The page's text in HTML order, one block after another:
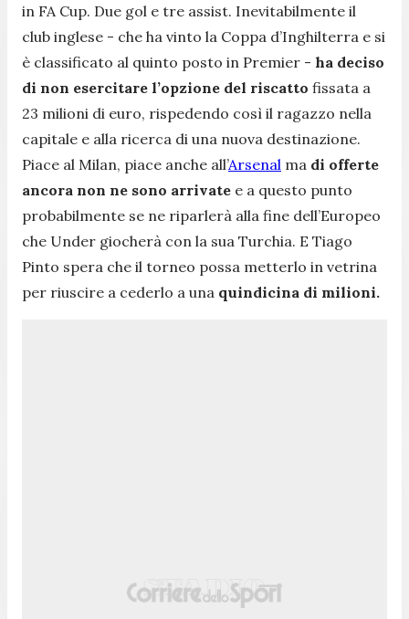
in FA Cup. Due gol e tre assist. Inevitabilmente il
club inglese - che ha vinto la Coppa d’Inghilterra e si
è classificato al quinto posto in Premier - ha deciso
di non esercitare l’opzione del riscatto fissata a
23 milioni di euro, rispedendo così il ragazzo nella
capitale e alla ricerca di una nuova destinazione.
Piace al Milan, piace anche all’Arsenal ma di offerte
ancora non ne sono arrivate e a questo punto
probabilmente se ne riparlerà alla fine dell’Europeo
che Under giocherà con la sua Turchia. E Tiago
Pinto spera che il torneo possa metterlo in vetrina
per riuscire a cederlo a una quindicina di milioni.